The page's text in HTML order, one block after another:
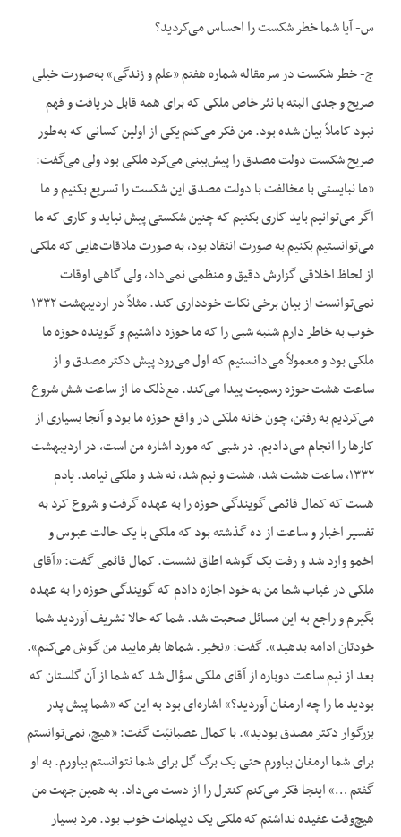
س- آیا شما خطر شکست را احساس می‌کردید؟
ج- خطر شکست در سرمقاله شماره هفتم «علم و زندگی» به‌صورت خیلی
صریح و جدی البته با نثر خاص ملکی که برای همه قابل دریافت و فهم
نبود کاملاً بیان شده بود. من فکر می‌کنم یکی از اولین کسانی که به‌طور
صریح شکست دولت مصدق را پیش‌بینی می‌کرد ملکی بود ولی می‌گفت:
«ما نبایستی با مخالفت با دولت مصدق این شکست را تسریع بکنیم و ما
اگر می‌توانیم باید کاری بکنیم که چنین شکستی پیش نیاید و کاری که ما
می‌توانستیم بکنیم به صورت انتقاد بود، به صورت ملاقات‌‌هایی که ملکی
از لحاظ اخلاقی گزارش دقیق و منظمی نمی‌‌داد، ولی گاهی اوقات
نمی‌‌توانست از بیان برخی نکات خودداری کند. مثلاً در اردیبهشت ۱۳۳۲
خوب به خاطر دارم شنبه شبی را که ما حوزه داشتیم و گوینده حوزه ما
ملکی بود و معمولاً می‌دانستیم که اول می‌رود پیش دکتر مصدق و از
ساعت هشت حوزه رسمیت پیدا می‌کند. مع‌ذلک ما از ساعت شش شروع
می‌کردیم به رفتن، چون خانه ملکی در واقع حوزه ما بود و آنجا بسیاری از
کارها را انجام می‌دادیم. در شبی که مورد اشاره من است، در اردیبهشت
۱۳۳۲، ساعت هشت شد، هشت و نیم شد، نه شد و ملکی نیامد. یادم
هست که کمال قائمی گویندگی حوزه را به عهده گرفت و شروع کرد به
تفسیر اخبار و ساعت از ده گذشته بود که ملکی با یک حالت عبوس و
اخمو وارد شد و رفت یک گوشه اطاق نشست. کمال قائمی گفت: «آقای
ملکی در غیاب شما من به خود اجازه دادم که گویندگی حوزه را به عهده
بگیرم و راجع به این مسائل صحبت شد. شما که حالا تشریف آوردید شما
خودتان ادامه بدهید». گفت: «نخیر. شماها بفرمایید من گوش می‌کنم».
بعد از نیم ساعت دوباره از آقای ملکی سؤال شد که شما از آن گلستان که
بودید ما را چه ارمغان آوردید؟» اشاره‌ای بود به این که «شما پیش پدر
بزرگوار دکتر مصدق بودید». با کمال عصبانیّت گفت: «هیچ، نمی‌‌توانستم
برای شما ارمغان بیاورم حتی یک برگ گل برای شما نتوانستم بیاورم. به او
گفتم …» اینجا فکر می‌کنم کنترل را از دست می‌داد. به همین جهت من
هیچ‌وقت عقیده نداشتم که ملکی یک دیپلمات خوب بود. مرد بسیار